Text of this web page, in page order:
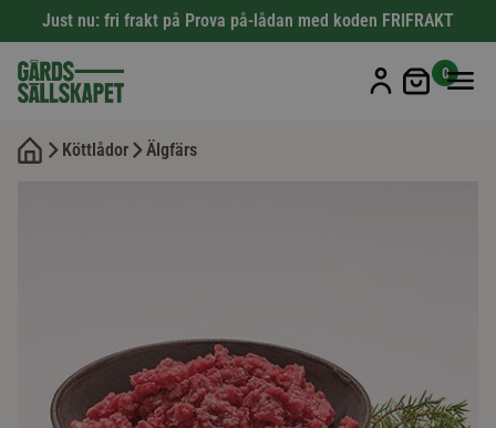
Just nu: fri frakt på Prova på-lådan med koden FRIFRAKT
Min
0
Köttlådor Älgfärs